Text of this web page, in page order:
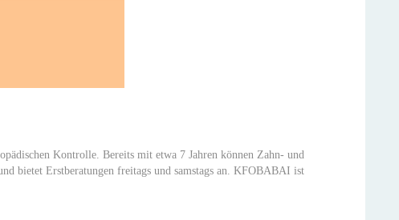
Kontrolle. Bereits mit etwa 7 Jahren können Zahn- und
bietet Erstberatungen freitags und samstags an. KFOBABAI ist